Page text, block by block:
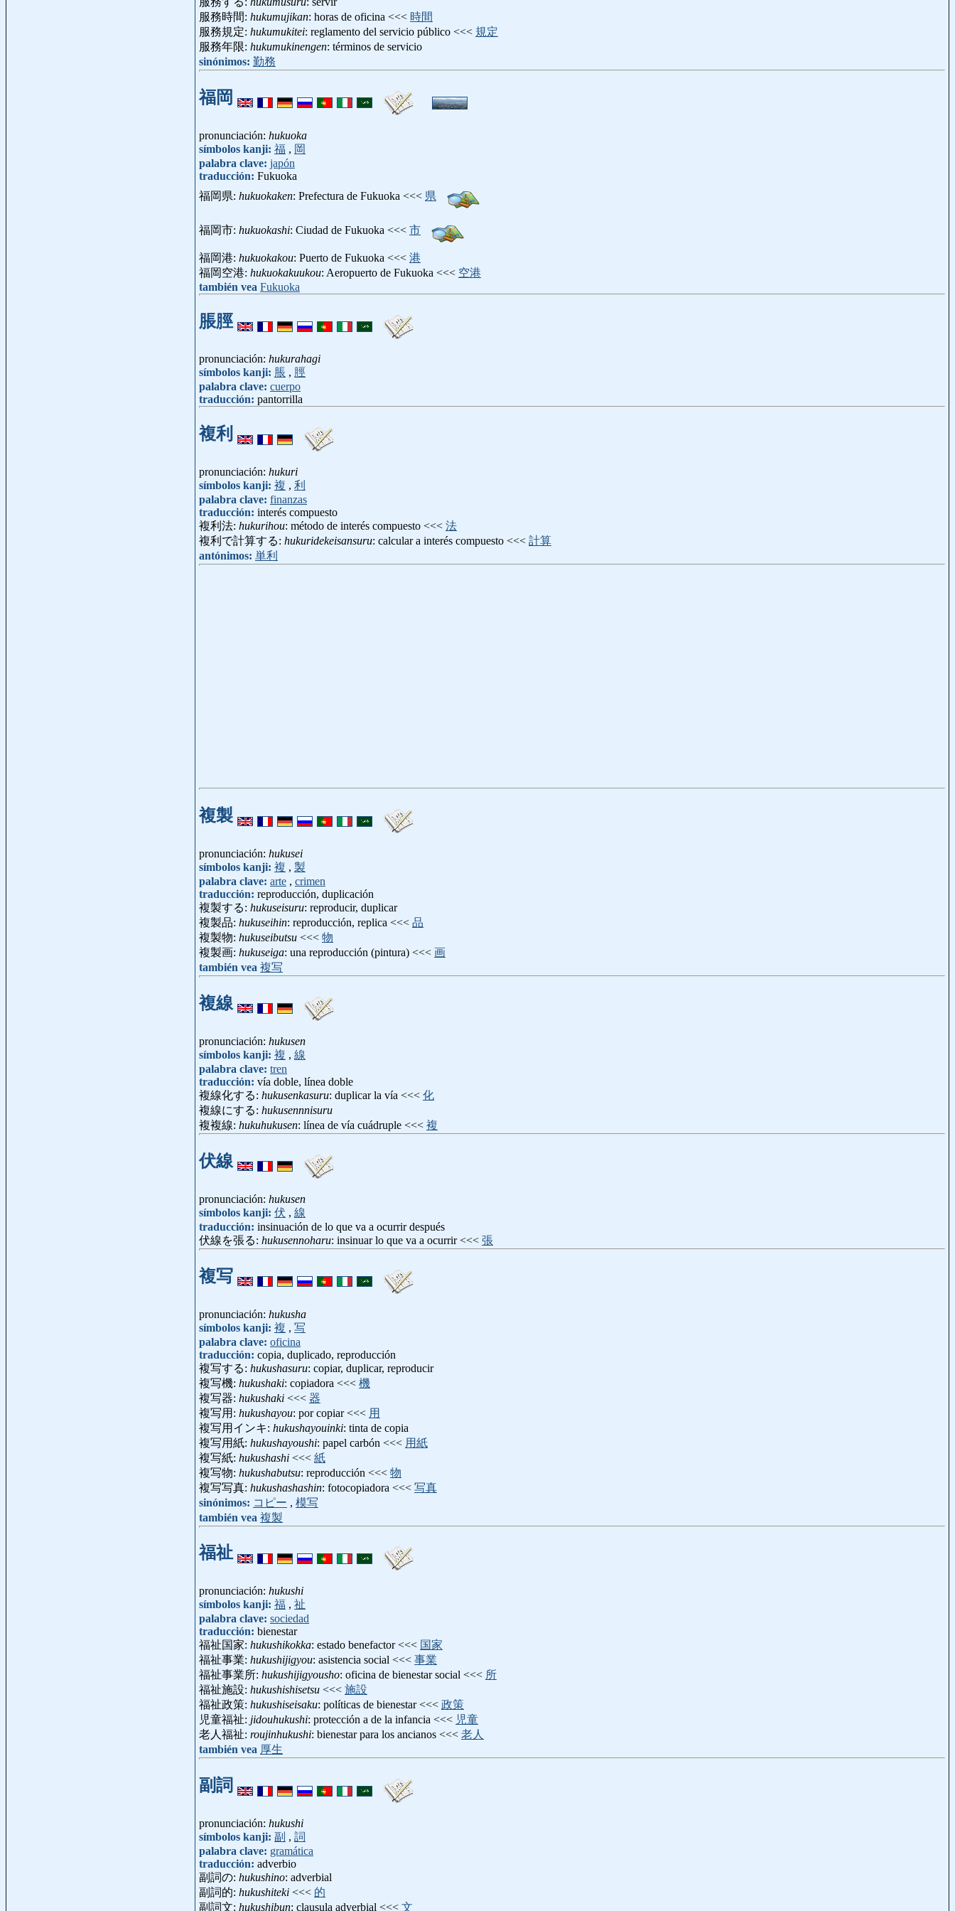
服務時間: hukumujikan: horas de oficina <<< 時間
服務規定: hukumukitei: reglamento del servicio público <<< 規定
服務年限: hukumukinengen: términos de servicio
sinónimos: 勤務
福岡
pronunciación: hukuoka
símbolos kanji: 福 , 岡
palabra clave: japón
traducción: Fukuoka
福岡県: hukuokaken: Prefectura de Fukuoka <<< 県
福岡市: hukuokashi: Ciudad de Fukuoka <<< 市
福岡港: hukuokakou: Puerto de Fukuoka <<< 港
福岡空港: hukuokakuukou: Aeropuerto de Fukuoka <<< 空港
también vea Fukuoka
脹脛
pronunciación: hukurahagi
símbolos kanji: 脹 , 脛
palabra clave: cuerpo
traducción: pantorrilla
複利
pronunciación: hukuri
símbolos kanji: 複 , 利
palabra clave: finanzas
traducción: interés compuesto
複利法: hukurihou: método de interés compuesto <<< 法
複利で計算する: hukuridekeisansuru: calcular a interés compuesto <<< 計算
antónimos: 単利
複製
pronunciación: hukusei
símbolos kanji: 複 , 製
palabra clave: arte , crimen
traducción: reproducción, duplicación
複製する: hukuseisuru: reproducir, duplicar
複製品: hukuseihin: reproducción, replica <<< 品
複製物: hukuseibutsu <<< 物
複製画: hukuseiga: una reproducción (pintura) <<< 画
también vea 複写
複線
pronunciación: hukusen
símbolos kanji: 複 , 線
palabra clave: tren
traducción: vía doble, línea doble
複線化する: hukusenkasuru: duplicar la vía <<< 化
複線にする: hukusennnisuru
複複線: hukuhukusen: línea de vía cuádruple <<< 複
伏線
pronunciación: hukusen
símbolos kanji: 伏 , 線
traducción: insinuación de lo que va a ocurrir después
伏線を張る: hukusennoharu: insinuar lo que va a ocurrir <<< 張
複写
pronunciación: hukusha
símbolos kanji: 複 , 写
palabra clave: oficina
traducción: copia, duplicado, reproducción
複写する: hukushasuru: copiar, duplicar, reproducir
複写機: hukushaki: copiadora <<< 機
複写器: hukushaki <<< 器
複写用: hukushayou: por copiar <<< 用
複写用インキ: hukushayouinki: tinta de copia
複写用紙: hukushayoushi: papel carbón <<< 用紙
複写紙: hukushashi <<< 紙
複写物: hukushabutsu: reproducción <<< 物
複写写真: hukushashashin: fotocopiadora <<< 写真
sinónimos: コピー , 模写
también vea 複製
福祉
pronunciación: hukushi
símbolos kanji: 福 , 祉
palabra clave: sociedad
traducción: bienestar
福祉国家: hukushikokka: estado benefactor <<< 国家
福祉事業: hukushijigyou: asistencia social <<< 事業
福祉事業所: hukushijigyousho: oficina de bienestar social <<< 所
福祉施設: hukushishisetsu <<< 施設
福祉政策: hukushiseisaku: políticas de bienestar <<< 政策
児童福祉: jidouhukushi: protección a de la infancia <<< 児童
老人福祉: roujinhukushi: bienestar para los ancianos <<< 老人
también vea 厚生
副詞
pronunciación: hukushi
símbolos kanji: 副 , 詞
palabra clave: gramática
traducción: adverbio
副詞の: hukushino: adverbial
副詞的: hukushiteki <<< 的
副詞文: hukushibun: clausula adverbial <<< 文